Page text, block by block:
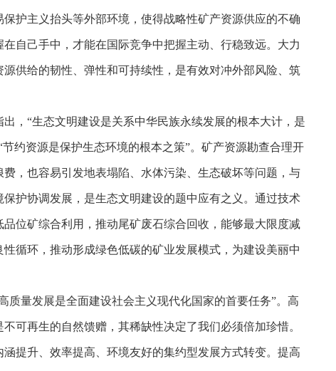
护主义抬头等外部环境，使得战略性矿产资源供应的不确
自己手中，才能在国际竞争中把握主动、行稳致远。大力
供给的韧性、弹性和可持续性，是有效对冲外部风险、筑
，“生态文明建设是关系中华民族永续发展的根本大计，是
约资源是保护生态环境的根本之策”。矿产资源勘查合理开
，也容易引发地表塌陷、水体污染、生态破坏等问题，与
护协调发展，是生态文明建设的题中应有之义。通过技术
位矿综合利用，推动尾矿废石综合回收，能够最大限度减
循环，推动形成绿色低碳的矿业发展模式，为建设美丽中
量发展是全面建设社会主义现代化国家的首要任务”。高
可再生的自然馈赠，其稀缺性决定了我们必须倍加珍惜。
提升、效率提高、环境友好的集约型发展方式转变。提高